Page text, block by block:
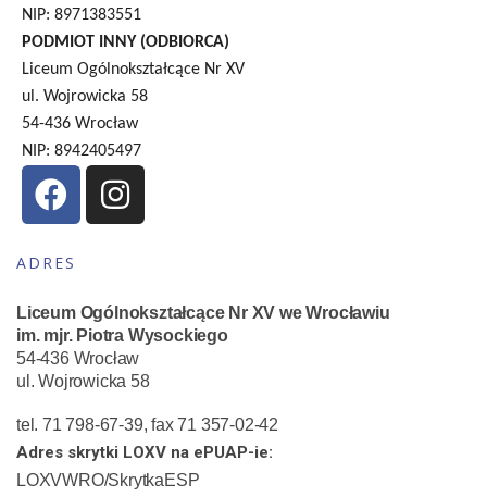
NIP: 8971383551
PODMIOT INNY (ODBIORCA)
Liceum Ogólnokształcące Nr XV
ul. Wojrowicka 58
54-436 Wrocław
NIP: 8942405497
ADRES
Liceum Ogólnokształcące Nr XV we Wrocławiu
im. mjr. Piotra Wysockiego
54-436 Wrocław
ul. Wojrowicka 58
tel. 71 798-67-39, fax 71 357-02-42
Adres skrytki LOXV na ePUAP-ie:
LOXVWRO/SkrytkaESP